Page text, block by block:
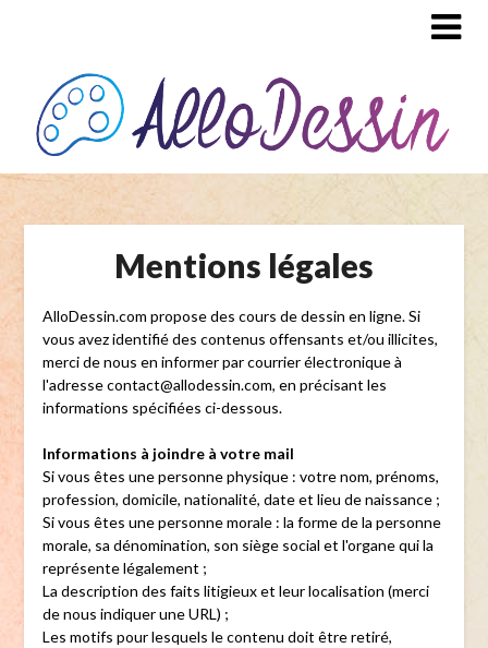
Mentions légales
AlloDessin.com propose des cours de dessin en ligne. Si
vous avez identifié des contenus offensants et/ou illicites,
merci de nous en informer par courrier électronique à
l'adresse contact@allodessin.com, en précisant les
informations spécifiées ci-dessous.
Informations à joindre à votre mail
Si vous êtes une personne physique : votre nom, prénoms,
profession, domicile, nationalité, date et lieu de naissance ;
Si vous êtes une personne morale : la forme de la personne
morale, sa dénomination, son siège social et l'organe qui la
représente légalement ;
La description des faits litigieux et leur localisation (merci
de nous indiquer une URL) ;
Les motifs pour lesquels le contenu doit être retiré,